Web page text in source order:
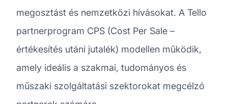
megosztást és nemzetközi hívásokat. A Tello
partnerprogram CPS (Cost Per Sale –
értékesítés utáni jutalék) modellen működik,
amely ideális a szakmai, tudományos és
műszaki szolgáltatási szektorokat megcélzó